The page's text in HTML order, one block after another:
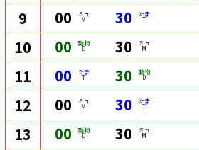
9 00 ミュ
M 30 たま
T
10 00 動物
D 30 ミュ
M
11 00 たま
T 30 動物
D
12 00 ミュ
M 30 たま
T
13 00 動物
D 30 ミュ
M